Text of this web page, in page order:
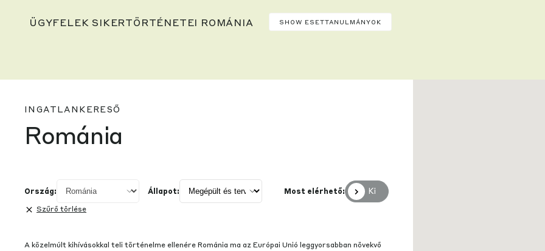
ÜGYFELEK SIKERTÖRTÉNETEI ROMÁNIA SHOW ESETTANULMÁNYOK
INGATLANKERESŐ
Románia
Ország: Állapot: Most elérhető: Ki
Szűrő törlése
A közelmúlt kihívásokkal teli történelme ellenére Románia ma az Európai Unió leggyorsabban növekvő